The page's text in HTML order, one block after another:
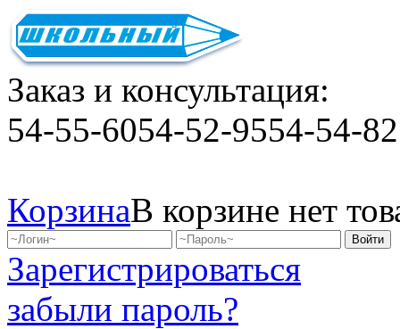
Заказ и консультация:
54-55-6054-52-9554-54-82
КорзинаВ корзине нет
Зарегистрироваться
забыли пароль?